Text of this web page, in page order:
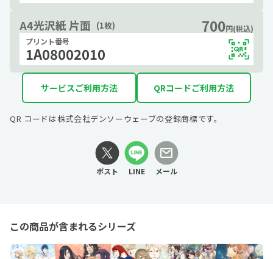
A4光沢紙 片面 (1枚) 700円(税込)
プリント番号
1A08002010
サービスご利用方法 QRコードご利用方法
QR コードは株式会社デンソーウェーブの登録商標です。
ポスト LINE メール
この商品が含まれるシリーズ